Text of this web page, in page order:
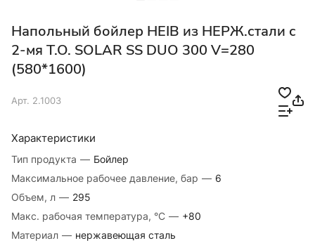
Напольный бойлер HEIB из НЕРЖ.стали с
2-мя Т.О. SOLAR SS DUO 300 V=280
(580*1600)
Арт. 2.1003
Характеристики
Тип продукта — Бойлер
Максимальное рабочее давление, бар — 6
Объем, л — 295
Макс. рабочая температура, °C — +80
Материал — нержавеющая сталь